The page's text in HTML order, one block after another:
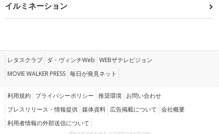
イルミネーション
レタスクラブ ダ・ヴィンチWeb WEBザテレビジョン
MOVIE WALKER PRESS 毎日が発見ネット
利用規約 プライバシーポリシー 推奨環境 お問い合わせ
プレスリリース・情報提供 媒体資料 広告掲載について 会社概要
利用者情報の外部送信について